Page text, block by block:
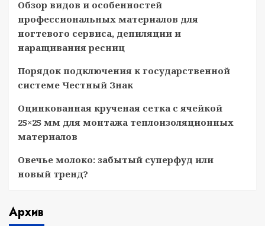
Обзор видов и особенностей
профессиональных материалов для
ногтевого сервиса, депиляции и
наращивания ресниц
Порядок подключения к государственной
системе Честный Знак
Оцинкованная крученая сетка с ячейкой
25×25 мм для монтажа теплоизоляционных
материалов
Овечье молоко: забытый суперфуд или
новый тренд?
Архив